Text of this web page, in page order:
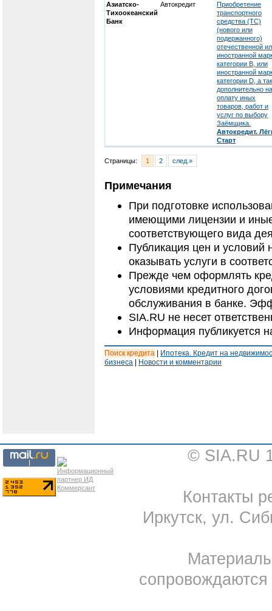
Азиатско-
Тихоокеанский
Банк
Автокредит
Приобретение
транспортного
средства (ТС)
(нового или
подержанного)
отечественной
иностранной
категории В, или
иностранной
категории D, а
дополнительно на
оплату иных
товаров, работ и
услуг по выбору
Заёмщика.
Автокредит.
Старт
Страницы: 1 2 след.»
Примечания
При подготовке
имеющими лицензии и
соответствующего вида
Публикация цен и условий
оказывать услуги в
Прежде чем оформлять
условиями кредитного
обслуживания в банке.
SIA.RU не несет
Информация публикуется
Поиск кредита
Ипотека. Кредит на
бизнеса
Новости и комментарии
© SIA.RU
Контакты
Иркутск, ул.